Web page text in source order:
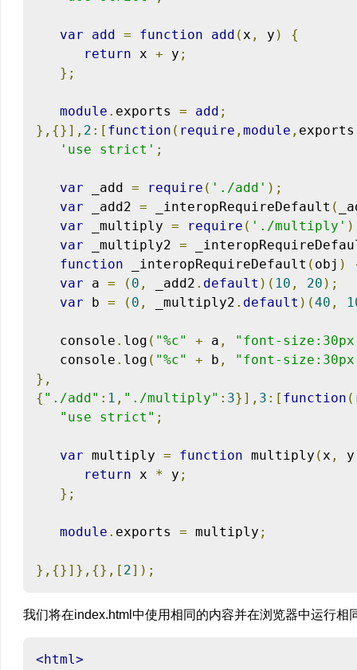
var add = function add (x , y )
{
return x + y ;
};
module . exports = add ;
},{}], 2 :[ function ( require , module , exports
'use strict' ;
var _add = require ( './add' );
var _add2 = _interopRequireDefault (
var _multiply = require ( './multiply'
var _multiply2 =
function _interopRequireDefault ( obj )
var a = ( 0 , _add2 . default )( 10 , 20 );
var b = ( 0 , _multiply2 . default )(40 ,
   console
. log ( "%c" + a ,
"font-
   console
. log ( "%c" + b ,
"font-
},
{ "./add" : 1 , "./multiply" : 3}], 3 :[ function (
"use strict" ;
var multiply = function multiply (x , y
return x * y ;
};
module . exports = multiply ;
},{}]},{},[ 2]);
我们将在index.html中使用相同的内容并在浏览器中运行相
<html>